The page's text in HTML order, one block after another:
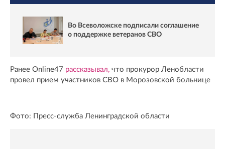
Во Всеволожске подписали соглашение
о поддержке ветеранов СВО
Ранее Online47 рассказывал, что прокурор Ленобласти
провел прием участников СВО в Морозовской больнице
Фото: Пресс-служба Ленинградской области